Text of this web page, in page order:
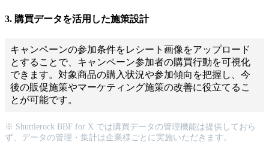
3. 購買データを活用した施策設計
キャンペーンの参加条件をレシート画像をアップロード
とすることで、キャンペーン参加者の購買行動を可視化
できます。対象商品の購入状況や参加傾向を把握し、今
後の販促施策やマーケティング施策の改善に役立てるこ
とが可能です。
※ Shuttlerock BBF for X では購買データの管理機能は提供しておら
ず、データの管理・集計は企業様ごとに実施いただきます。